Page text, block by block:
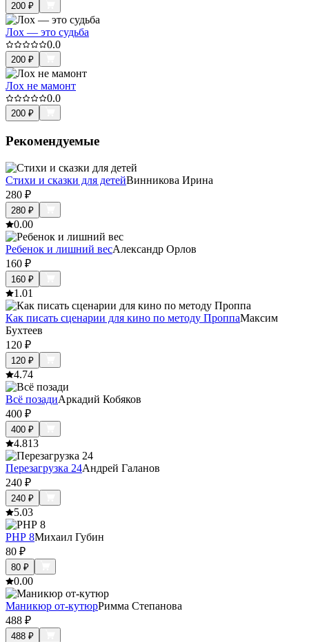
200 ₽
Лох — это судьба
0.0
200 ₽
Лох не мамонт
0.0
200 ₽
Рекомендуемые
Стихи и сказки для детейВинникова Ирина
280 ₽
280 ₽
0.00
Ребенок и лишний весАлександр Орлов
160 ₽
160 ₽
1.01
Как писать сценарии для кино по методу ПроппаМаксим
Бухтеев
120 ₽
120 ₽
4.74
Всё позадиАркадий Кобяков
400 ₽
400 ₽
4.813
Перезагрузка 24Андрей Галанов
240 ₽
240 ₽
5.03
PHP 8Михаил Губин
80 ₽
80 ₽
0.00
Маникюр от-кутюрРимма Степанова
488 ₽
488 ₽